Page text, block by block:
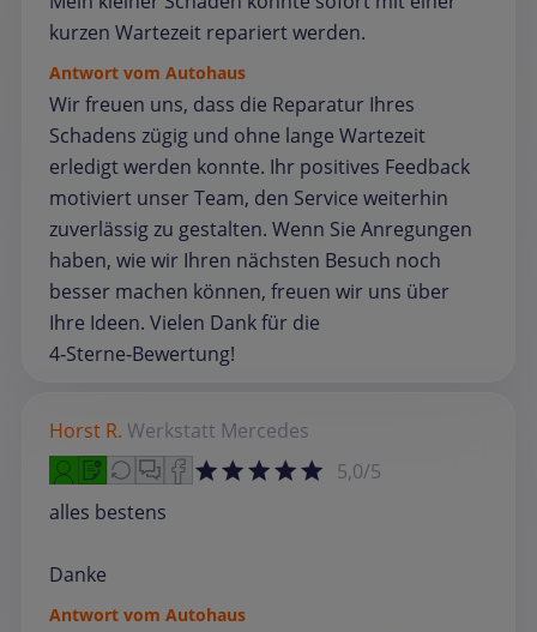
kurzen Wartezeit repariert werden.
Antwort vom Autohaus
Wir freuen uns, dass die Reparatur Ihres
Schadens zügig und ohne lange Wartezeit
erledigt werden konnte. Ihr positives Feedback
motiviert unser Team, den Service weiterhin
zuverlässig zu gestalten. Wenn Sie Anregungen
haben, wie wir Ihren nächsten Besuch noch
besser machen können, freuen wir uns über
Ihre Ideen. Vielen Dank für die
4‑Sterne‑Bewertung!
Horst R. Werkstatt Mercedes
5,0/5
alles bestens
Danke
Antwort vom Autohaus